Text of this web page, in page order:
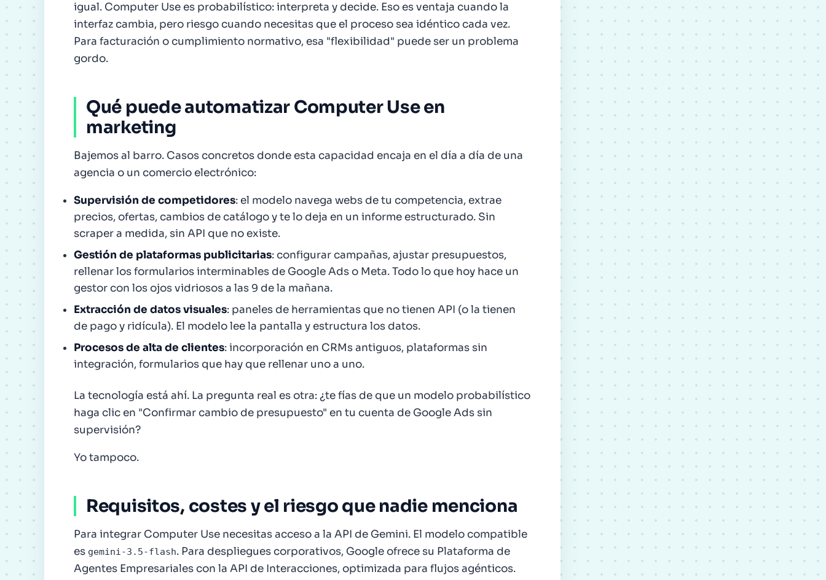
igual. Computer Use es probabilístico: interpreta y decide. Eso es ventaja cuando la
interfaz cambia, pero riesgo cuando necesitas que el proceso sea idéntico cada vez.
Para facturación o cumplimiento normativo, esa "flexibilidad" puede ser un problema
gordo.
Qué puede automatizar Computer Use en
marketing
Bajemos al barro. Casos concretos donde esta capacidad encaja en el día a día de una
agencia o un comercio electrónico:
Supervisión de competidores: el modelo navega webs de tu competencia, extrae
precios, ofertas, cambios de catálogo y te lo deja en un informe estructurado. Sin
scraper a medida, sin API que no existe.
Gestión de plataformas publicitarias: configurar campañas, ajustar presupuestos,
rellenar los formularios interminables de Google Ads o Meta. Todo lo que hoy hace un
gestor con los ojos vidriosos a las 9 de la mañana.
Extracción de datos visuales: paneles de herramientas que no tienen API (o la tienen
de pago y ridícula). El modelo lee la pantalla y estructura los datos.
Procesos de alta de clientes: incorporación en CRMs antiguos, plataformas sin
integración, formularios que hay que rellenar uno a uno.
La tecnología está ahí. La pregunta real es otra: ¿te fías de que un modelo probabilístico
haga clic en "Confirmar cambio de presupuesto" en tu cuenta de Google Ads sin
supervisión?
Yo tampoco.
Requisitos, costes y el riesgo que nadie menciona
Para integrar Computer Use necesitas acceso a la API de Gemini. El modelo compatible
es gemini-3.5-flash. Para despliegues corporativos, Google ofrece su Plataforma de
Agentes Empresariales con la API de Interacciones, optimizada para flujos agénticos.